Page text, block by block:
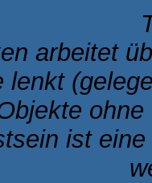
arbeitet
lenkt
ist